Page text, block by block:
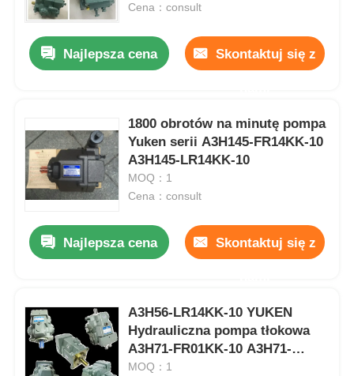
Cena：consult
Najlepsza cena Skontaktuj się z
1800 obrotów na minutę pompa
Yuken serii A3H145-FR14KK-10
A3H145-LR14KK-10
MOQ：1
Cena：consult
Najlepsza cena Skontaktuj się z
A3H56-LR14KK-10 YUKEN
Hydrauliczna pompa tłokowa
A3H71-FR01KK-10 A3H71-
LR01KK-10
MOQ：1